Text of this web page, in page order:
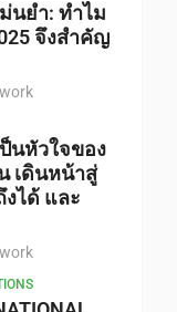
นยำ: ทำไม
จึงสำคัญ
นหัวใจของ
เดินหน้าสู่
ได้ และ